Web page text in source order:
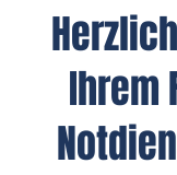
Ihrem